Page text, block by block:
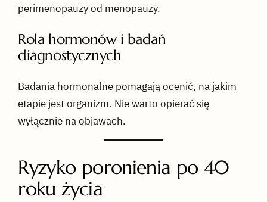
perimenopauzy od menopauzy.
Rola hormonów i badań
diagnostycznych
Badania hormonalne pomagają ocenić, na jakim
etapie jest organizm. Nie warto opierać się
wyłącznie na objawach.
Ryzyko poronienia po 40
roku życia